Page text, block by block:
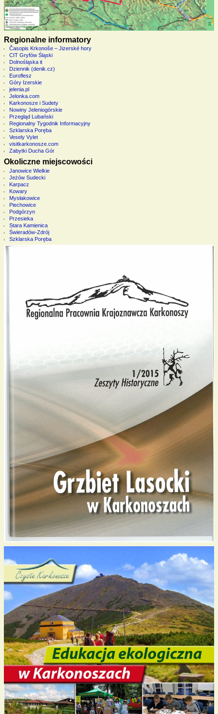
Regionalne informatory
Časopis Krkonoše – Jizerské hory
CIT Gryfów Śląski
Dolnośląska it
Dziennik (denik.cz)
Euroflesz
Góry Izerskie
jelenia.pl
Jelonka.com
Karkonosze i Sudety
Nowiny Jeleniogórskie
Przegląd Lubański
Regionalny Tygodnik Informacyjny
Szklarska Poręba
Vesely Vylet
visitkarkonosze.com
Zabytki Ducha Gór
Okoliczne miejscowości
Janowice Wielkie
Jeżów Sudecki
Karpacz
Kowary
Mysłakowice
Piechowice
Podgórzyn
Przesieka
Stara Kamienica
Świeradów-Zdrój
Szklarska Poręba